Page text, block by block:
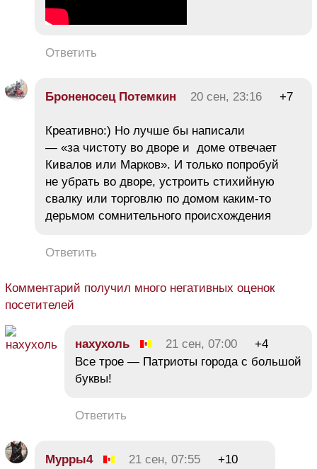
Ответить
Броненосец Потемкин 20 сен, 23:16 +7
Креативно:) Но лучше бы написали
— «за чистоту во дворе и доме отвечает
Кивалов или Марков». И только попробуй
не убрать во дворе, устроить стихийную
свалку или торговлю по домом каким-то
дерьмом сомнительного происхождения
Ответить
Комментарий получил много негативных оценок
посетителей
нахухоль 21 сен, 07:00
+4
Все трое — Патриоты города с большой
буквы!
Ответить
Мурры4 21 сен, 07:55
+10